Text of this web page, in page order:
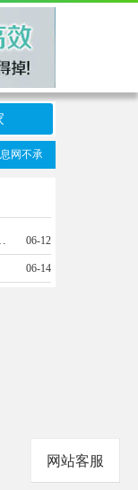
承担任何责任！提高警
阀门，热水器混水阀，泄压阀。 更换自来水管，水龙头，洗衣机进水管排水管，阀门 06-12
06-14
网站客服